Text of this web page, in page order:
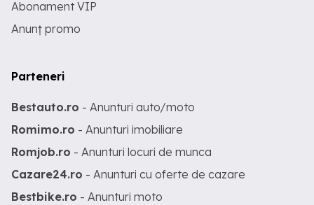
Abonament VIP
Anunț promo
Parteneri
Bestauto.ro - Anunturi auto/moto
Romimo.ro - Anunturi imobiliare
Romjob.ro - Anunturi locuri de munca
Cazare24.ro - Anunturi cu oferte de cazare
Bestbike.ro - Anunturi moto